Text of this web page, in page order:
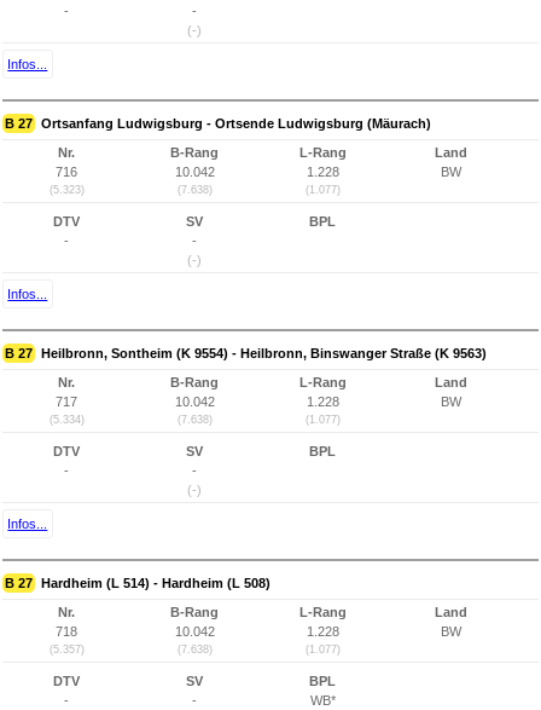
-
-
(-)
Infos...
B 27 Ortsanfang Ludwigsburg - Ortsende Ludwigsburg (Mäurach)
Nr.
716
(5.323)
B-Rang
10.042
(7.638)
L-Rang
1.228
(1.077)
Land
BW
DTV
-
SV
-
(-)
BPL
Infos...
B 27 Heilbronn, Sontheim (K 9554) - Heilbronn, Binswanger Straße (K 9563)
Nr.
717
(5.334)
B-Rang
10.042
(7.638)
L-Rang
1.228
(1.077)
Land
BW
DTV
-
SV
-
(-)
BPL
Infos...
B 27 Hardheim (L 514) - Hardheim (L 508)
Nr.
718
(5.357)
B-Rang
10.042
(7.638)
L-Rang
1.228
(1.077)
Land
BW
DTV
-
SV
-
BPL
WB*